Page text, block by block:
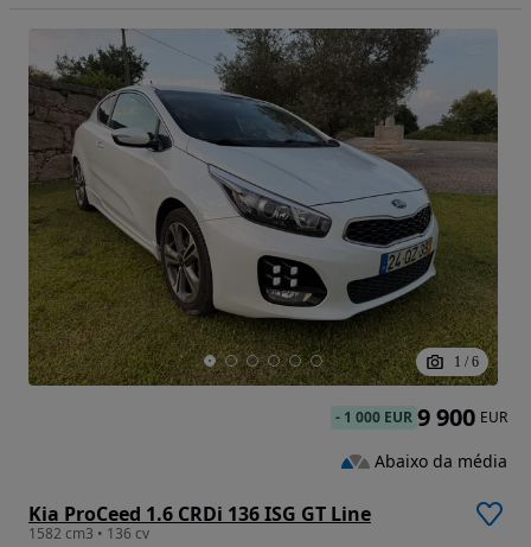
1 / 6
Kia ProCeed 1.6 CRDi 136 ISG GT Line
1582 cm3 • 136 cv
- 1 000 EUR 9 900 EUR
Abaixo da média